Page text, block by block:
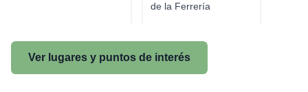
de la Ferrería
Ver lugares y puntos de interés